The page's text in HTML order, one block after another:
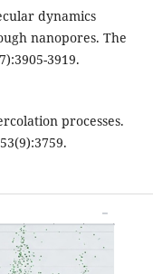
dynamics
nanopores. The
3919.
processes.